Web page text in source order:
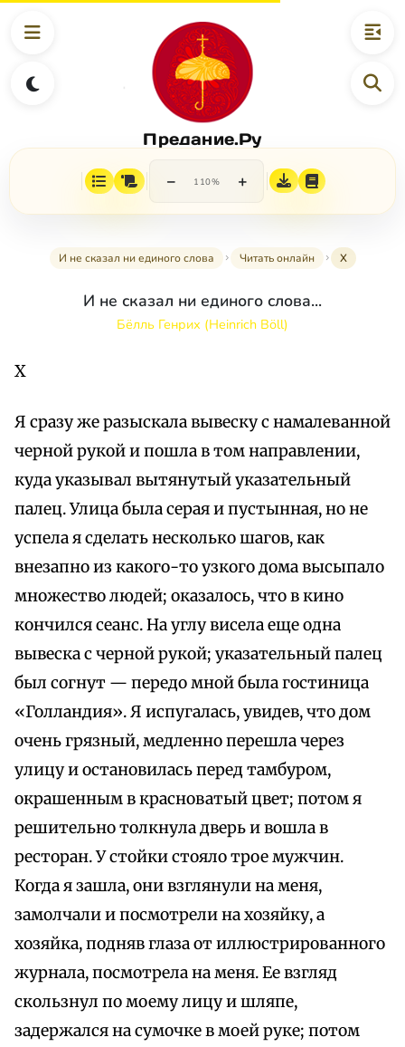
Предание.Ру
− 110% +
И не сказал ни единого слова Читать онлайн X
И не сказал ни единого слова...
Бёлль Генрих (Heinrich Böll)
X
Я сразу же разыскала вывеску с намалеванной
черной рукой и пошла в том направлении,
куда указывал вытянутый указательный
палец. Улица была серая и пустынная, но не
успела я сделать несколько шагов, как
внезапно из какого-то узкого дома высыпало
множество людей; оказалось, что в кино
кончился сеанс. На углу висела еще одна
вывеска с черной рукой; указательный палец
был согнут — передо мной была гостиница
«Голландия». Я испугалась, увидев, что дом
очень грязный, медленно перешла через
улицу и остановилась перед тамбуром,
окрашенным в красноватый цвет; потом я
решительно толкнула дверь и вошла в
ресторан. У стойки стояло трое мужчин.
Когда я зашла, они взглянули на меня,
замолчали и посмотрели на хозяйку, а
хозяйка, подняв глаза от иллюстрированного
журнала, посмотрела на меня. Ее взгляд
скользнул по моему лицу и шляпе,
задержался на сумочке в моей руке; потом